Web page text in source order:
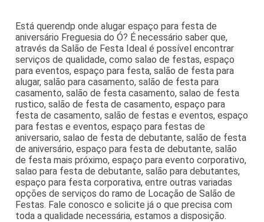
Está querendp onde alugar espaço para festa de
aniversário Freguesia do Ó? É necessário saber que,
através da Salão de Festa Ideal é possível encontrar
serviços de qualidade, como salao de festas, espaço
para eventos, espaço para festa, salão de festa para
alugar, salão para casamento, salão de festa para
casamento, salão de festa casamento, salao de festa
rustico, salão de festa de casamento, espaço para
festa de casamento, salão de festas e eventos, espaço
para festas e eventos, espaço para festas de
aniversario, salao de festa de debutante, salão de festa
de aniversário, espaço para festa de debutante, salão
de festa mais próximo, espaço para evento corporativo,
salao para festa de debutante, salão para debutantes,
espaço para festa corporativa, entre outras variadas
opções de serviços do ramo de Locação de Salão de
Festas. Fale conosco e solicite já o que precisa com
toda a qualidade necessária, estamos a disposição.